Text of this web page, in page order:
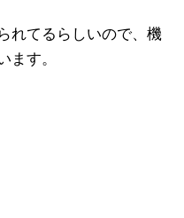
れてるらしいので、機
ます。